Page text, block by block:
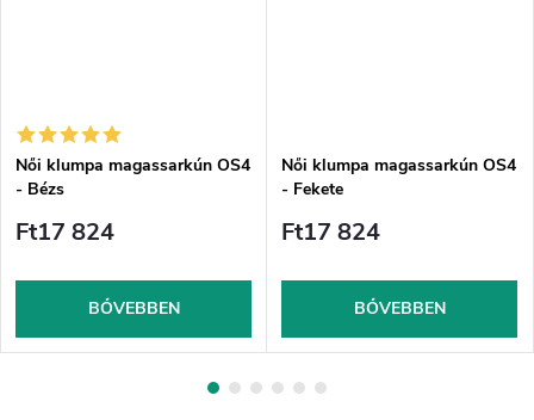
Női klumpa magassarkún OS4
- Bézs
Ft17 824
BŐVEBBEN
Női klumpa magassarkún OS4
- Fekete
Ft17 824
BŐVEBBEN